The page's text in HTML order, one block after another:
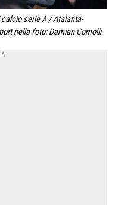
serie A / Atalanta-
nella foto: Damian Comolli